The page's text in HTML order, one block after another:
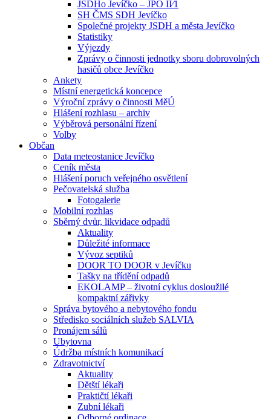
JSDHo Jevíčko – JPO II⁄1
SH ČMS SDH Jevíčko
Společné projekty JSDH a města Jevíčko
Statistiky
Výjezdy
Zprávy o činnosti jednotky sboru dobrovolných
hasičů obce Jevíčko
Ankety
Místní energetická koncepce
Výroční zprávy o činnosti MěÚ
Hlášení rozhlasu – archiv
Výběrová personální řízení
Volby
Občan
Data meteostanice Jevíčko
Ceník města
Hlášení poruch veřejného osvětlení
Pečovatelská služba
Fotogalerie
Mobilní rozhlas
Sběrný dvůr, likvidace odpadů
Aktuality
Důležité informace
Vývoz septiků
DOOR TO DOOR v Jevíčku
Tašky na třídění odpadů
EKOLAMP – životní cyklus dosloužilé
kompaktní zářivky
Správa bytového a nebytového fondu
Středisko sociálních služeb SALVIA
Pronájem sálů
Ubytovna
Údržba místních komunikací
Zdravotnictví
Aktuality
Dětští lékaři
Praktičtí lékaři
Zubní lékaři